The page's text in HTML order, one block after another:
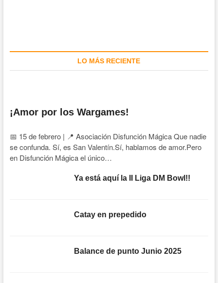
LO MÁS RECIENTE
¡Amor por los Wargames!
📅 15 de febrero | 📍 Asociación Disfunción Mágica Que nadie
se confunda. Sí, es San Valentín.Sí, hablamos de amor.Pero
en Disfunción Mágica el único…
Ya está aquí la II Liga DM Bowl!!
Catay en prepedido
Balance de punto Junio 2025